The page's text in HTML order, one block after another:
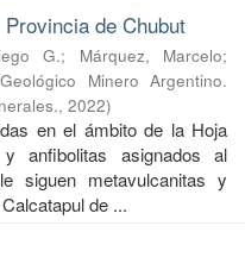
de Chubut
G.; Márquez, Marcelo;
Minero Argentino.
, 2022)
en el ámbito de la Hoja
anfibolitas asignados al
siguen metavulcanitas y
de ...